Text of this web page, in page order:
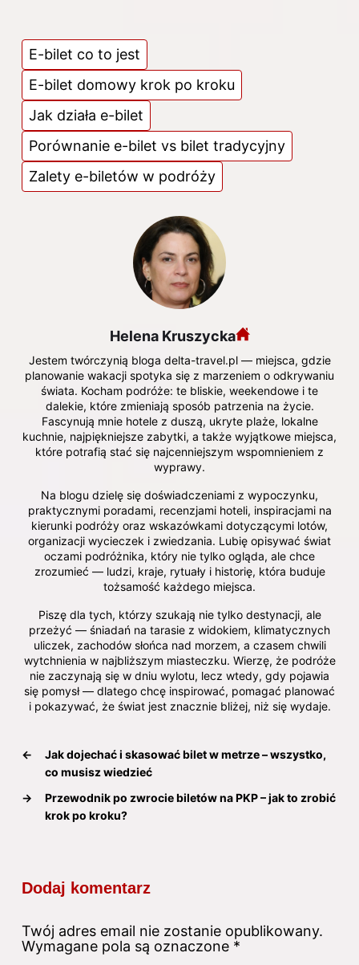
E-bilet co to jest
E-bilet domowy krok po kroku
Jak działa e-bilet
Porównanie e-bilet vs bilet tradycyjny
Zalety e-biletów w podróży
Helena Kruszycka
Jestem twórczynią bloga delta-travel.pl — miejsca, gdzie
planowanie wakacji spotyka się z marzeniem o odkrywaniu
świata. Kocham podróże: te bliskie, weekendowe i te
dalekie, które zmieniają sposób patrzenia na życie.
Fascynują mnie hotele z duszą, ukryte plaże, lokalne
kuchnie, najpiękniejsze zabytki, a także wyjątkowe miejsca,
które potrafią stać się najcenniejszym wspomnieniem z
wyprawy.
Na blogu dzielę się doświadczeniami z wypoczynku,
praktycznymi poradami, recenzjami hoteli, inspiracjami na
kierunki podróży oraz wskazówkami dotyczącymi lotów,
organizacji wycieczek i zwiedzania. Lubię opisywać świat
oczami podróżnika, który nie tylko ogląda, ale chce
zrozumieć — ludzi, kraje, rytuały i historię, która buduje
tożsamość każdego miejsca.
Piszę dla tych, którzy szukają nie tylko destynacji, ale
przeżyć — śniadań na tarasie z widokiem, klimatycznych
uliczek, zachodów słońca nad morzem, a czasem chwili
wytchnienia w najbliższym miasteczku. Wierzę, że podróże
nie zaczynają się w dniu wylotu, lecz wtedy, gdy pojawia
się pomysł — dlatego chcę inspirować, pomagać planować
i pokazywać, że świat jest znacznie bliżej, niż się wydaje.
←
Jak dojechać i skasować bilet w metrze – wszystko,
co musisz wiedzieć
→
Przewodnik po zwrocie biletów na PKP – jak to zrobić
krok po kroku?
Dodaj komentarz
Twój adres email nie zostanie opublikowany.
Wymagane pola są oznaczone *